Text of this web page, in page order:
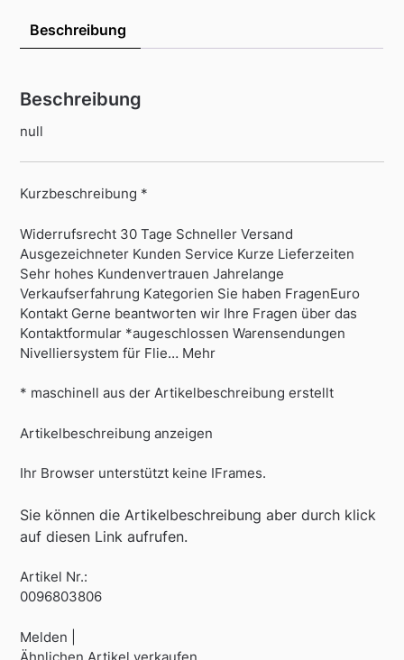
Beschreibung
Beschreibung
null
Kurzbeschreibung *
Widerrufsrecht 30 Tage Schneller Versand
Ausgezeichneter Kunden Service Kurze Lieferzeiten
Sehr hohes Kundenvertrauen Jahrelange
Verkaufserfahrung Kategorien Sie haben FragenEuro
Kontakt Gerne beantworten wir Ihre Fragen über das
Kontaktformular *augeschlossen Warensendungen
Nivelliersystem für Flie… Mehr
* maschinell aus der Artikelbeschreibung erstellt
Artikelbeschreibung anzeigen
Ihr Browser unterstützt keine IFrames.
Sie können die Artikelbeschreibung aber durch klick
auf diesen Link aufrufen.
Artikel Nr.:
0096803806
Melden |
Ähnlichen Artikel verkaufen